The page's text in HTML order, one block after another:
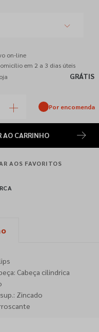
on-line
em 2 a 3 dias úteis
GRÁTIS
Por encomenda
AO CARRINHO
AOS FAVORITOS
Cabeça cilindrica
Zincado